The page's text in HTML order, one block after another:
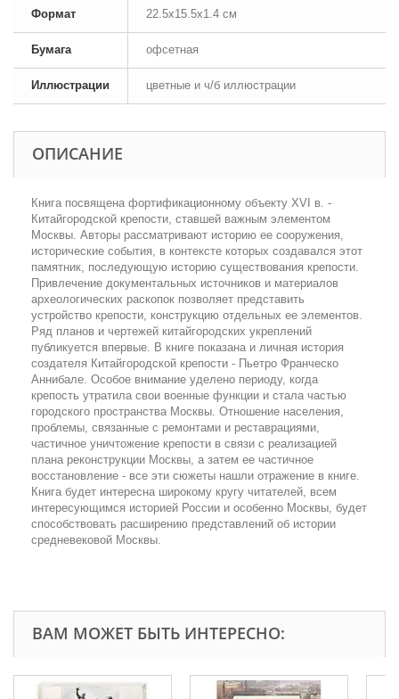
Формат 22.5x15.5x1.4 см
Бумага офсетная
Иллюстрации цветные и ч/б иллюстрации
ОПИСАНИЕ
Книга посвящена фортификационному объекту XVI в. -
Китайгородской крепости, ставшей важным элементом
Москвы. Авторы рассматривают историю ее сооружения,
исторические события, в контексте которых создавался этот
памятник, последующую историю существования крепости.
Привлечение документальных источников и материалов
археологических раскопок позволяет представить
устройство крепости, конструкцию отдельных ее элементов.
Ряд планов и чертежей китайгородских укреплений
публикуется впервые. В книге показана и личная история
создателя Китайгородской крепости - Пьетро Франческо
Аннибале. Особое внимание уделено периоду, когда
крепость утратила свои военные функции и стала частью
городского пространства Москвы. Отношение населения,
проблемы, связанные с ремонтами и реставрациями,
частичное уничтожение крепости в связи с реализацией
плана реконструкции Москвы, а затем ее частичное
восстановление - все эти сюжеты нашли отражение в книге.
Книга будет интересна широкому кругу читателей, всем
интересующимся историей России и особенно Москвы, будет
способствовать расширению представлений об истории
средневековой Москвы.
ВАМ МОЖЕТ БЫТЬ ИНТЕРЕСНО: